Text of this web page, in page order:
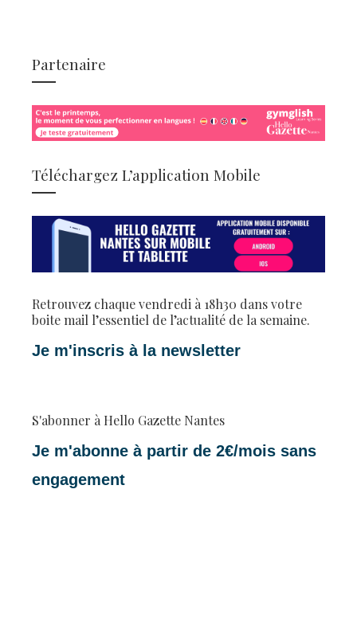
Partenaire
Téléchargez L’application Mobile
Retrouvez chaque vendredi à 18h30 dans votre
boite mail l’essentiel de l’actualité de la semaine.
Je m'inscris à la newsletter
S'abonner à Hello Gazette Nantes
Je m'abonne à partir de 2€/mois sans
engagement